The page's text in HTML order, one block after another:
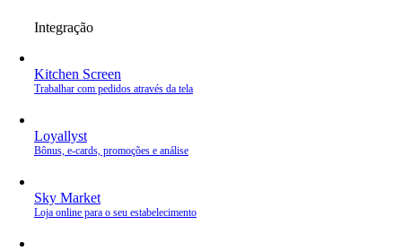
Integração
Kitchen Screen
Trabalhar com pedidos através da tela
Loyallyst
Bônus, e‑cards, promoções e análise
Sky Market
Loja online para o seu estabelecimento